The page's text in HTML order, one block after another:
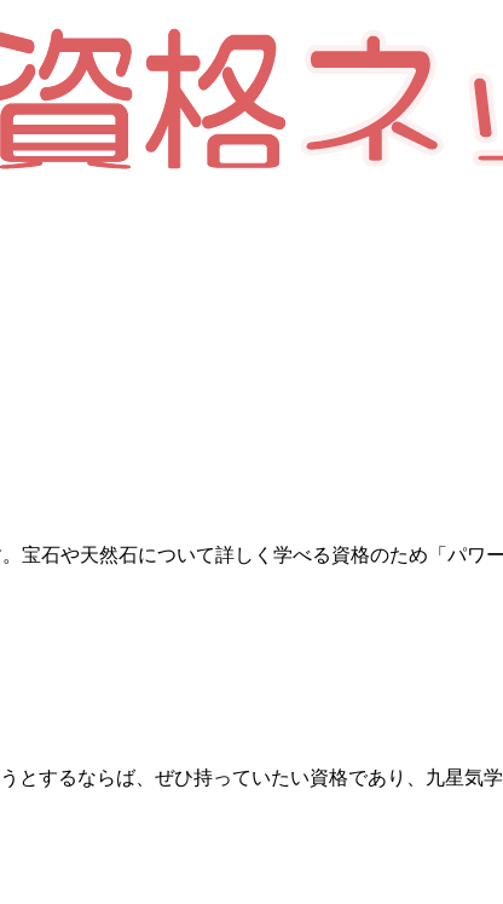
石や天然石について詳しく学べる資格のため「パワ
するならば、ぜひ持っていたい資格であり、九星気